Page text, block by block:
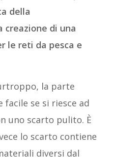
della
creazione di una
le reti da pesca e
la parte
se si riesce ad
uno scarto pulito. È
lo scarto contiene
diversi dal